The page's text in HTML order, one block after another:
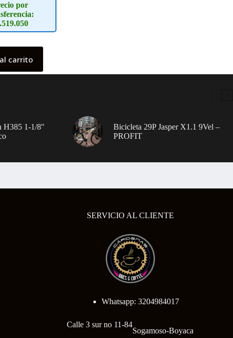
por
carrito
H385 1-1/8″
Bicicleta 29P Jasper X1.1 9Vel –
PROFIT
SERVICIO AL CLIENTE
Whatsapp: 3204984017
Calle 3 sur no 11-84
Sogamoso-Boyaca